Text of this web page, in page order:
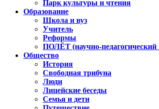
Парк культуры и чтения
Образование
Школа и вуз
Учитель
Реформы
ПОЛЁТ (научно-педагогический
Общество
История
Свободная трибуна
Люди
Лицейские беседы
Семья и дети